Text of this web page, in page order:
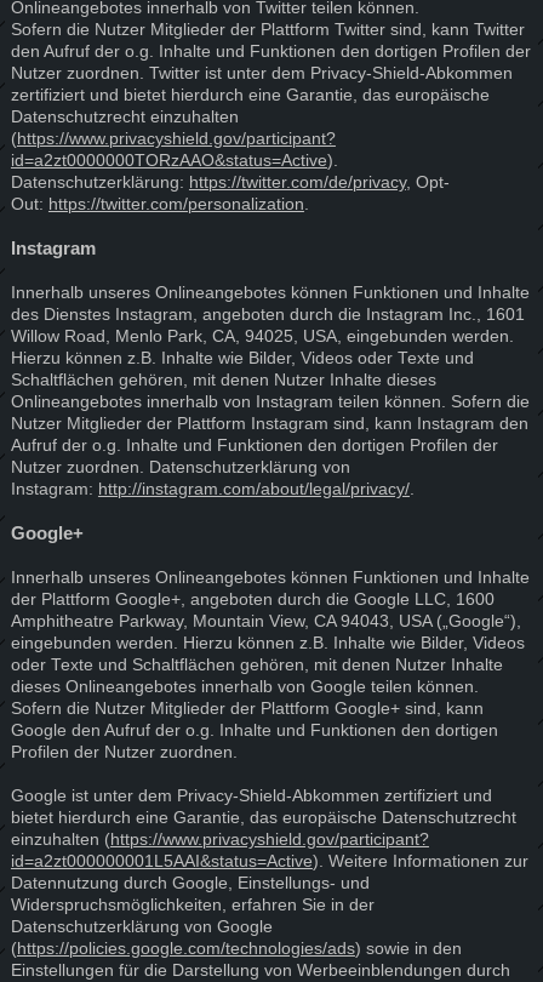
Onlineangebotes innerhalb von Twitter teilen können.
Sofern die Nutzer Mitglieder der Plattform Twitter sind, kann Twitter
den Aufruf der o.g. Inhalte und Funktionen den dortigen Profilen der
Nutzer zuordnen. Twitter ist unter dem Privacy-Shield-Abkommen
zertifiziert und bietet hierdurch eine Garantie, das europäische
Datenschutzrecht einzuhalten
(https://www.privacyshield.gov/participant?
id=a2zt0000000TORzAAO&status=Active).
Datenschutzerklärung: https://twitter.com/de/privacy, Opt-
Out: https://twitter.com/personalization.
Instagram
Innerhalb unseres Onlineangebotes können Funktionen und Inhalte
des Dienstes Instagram, angeboten durch die Instagram Inc., 1601
Willow Road, Menlo Park, CA, 94025, USA, eingebunden werden.
Hierzu können z.B. Inhalte wie Bilder, Videos oder Texte und
Schaltflächen gehören, mit denen Nutzer Inhalte dieses
Onlineangebotes innerhalb von Instagram teilen können. Sofern die
Nutzer Mitglieder der Plattform Instagram sind, kann Instagram den
Aufruf der o.g. Inhalte und Funktionen den dortigen Profilen der
Nutzer zuordnen. Datenschutzerklärung von
Instagram: http://instagram.com/about/legal/privacy/.
Google+
Innerhalb unseres Onlineangebotes können Funktionen und Inhalte
der Plattform Google+, angeboten durch die Google LLC, 1600
Amphitheatre Parkway, Mountain View, CA 94043, USA („Google“),
eingebunden werden. Hierzu können z.B. Inhalte wie Bilder, Videos
oder Texte und Schaltflächen gehören, mit denen Nutzer Inhalte
dieses Onlineangebotes innerhalb von Google teilen können.
Sofern die Nutzer Mitglieder der Plattform Google+ sind, kann
Google den Aufruf der o.g. Inhalte und Funktionen den dortigen
Profilen der Nutzer zuordnen.
Google ist unter dem Privacy-Shield-Abkommen zertifiziert und
bietet hierdurch eine Garantie, das europäische Datenschutzrecht
einzuhalten (https://www.privacyshield.gov/participant?
id=a2zt000000001L5AAI&status=Active). Weitere Informationen zur
Datennutzung durch Google, Einstellungs- und
Widerspruchsmöglichkeiten, erfahren Sie in der
Datenschutzerklärung von Google
(https://policies.google.com/technologies/ads) sowie in den
Einstellungen für die Darstellung von Werbeeinblendungen durch